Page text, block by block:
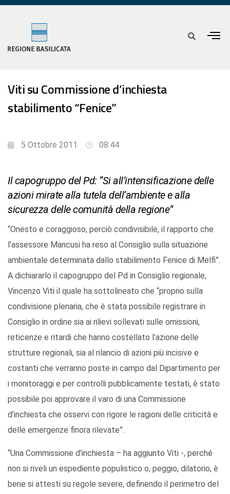
Viti su Commissione d’inchiesta
stabilimento “Fenice”
5 Ottobre 2011 08:44
Il capogruppo del Pd: “Si all’intensificazione delle
azioni mirate alla tutela dell’ambiente e alla
sicurezza delle comunità della regione”
“Onesto e coraggioso, perciò condivisibile, il rapporto che
l’assessore Mancusi ha reso al Consiglio sulla situazione
ambientale determinata dallo stabilimento Fenice di Melfi”.
A dichiararlo il capogruppo del Pd in Consiglio regionale,
Vincenzo Viti il quale ha sottolineato che “proprio sulla
condivisione plenaria, che è stata possibile registrare in
Consiglio in ordine sia ai rilievi sollevati sulle omissioni,
reticenze e ritardi che hanno costellato l’azione delle
strutture regionali, sia al rilancio di azioni più incisive e
costanti che verranno poste in campo dal Dipartimento per
i monitoraggi e per controlli pubblicamente testati, è stato
possibile poi approvare il varo di una Commissione
d’inchiesta che osservi con rigore le ragioni delle criticità e
delle emergenze finora rilevate”.
“Una Commissione d’inchiesta – ha aggiunto Viti -, perché
non si riveli un espediente populistico o, peggio, dilatorio, è
bene si attesti su regole severe, definendo il perimetro del